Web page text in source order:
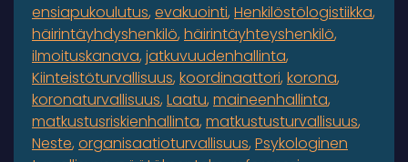
ensiapukoulutus evakuointi Henkilöstölogistiikka
häirintäyhdyshenkilö häirintäyhteyshenkilö
ilmoituskanava jatkuvuudenhallinta
Kiinteistöturvallisuus koordinaattori korona
koronaturvallisuus Laatu maineenhallinta
matkustusriskienhallinta matkustusturvallisuus
Neste organisaatioturvallisuus Psykologinen